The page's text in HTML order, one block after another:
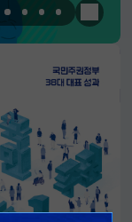
한눈에